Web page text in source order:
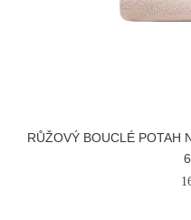
RŮŽOVÝ BOUCLÉ POTAH